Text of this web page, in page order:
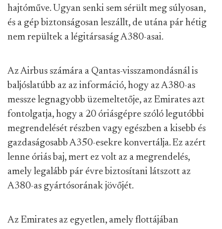
hajtóműve. Ugyan senki sem sérült meg súlyosan,
és a gép biztonságosan leszállt, de utána pár hétig
nem repültek a légitársaság A380-asai.
Az Airbus számára a Qantas-visszamondásnál is
baljóslatúbb az az információ, hogy az A380-as
messze legnagyobb üzemeltetője, az Emirates azt
fontolgatja, hogy a 20 óriásgépre szóló legutóbbi
megrendelését részben vagy egészben a kisebb és
gazdaságosabb A350-esekre konvertálja. Ez azért
lenne óriás baj, mert ez volt az a megrendelés,
amely legalább pár évre biztosítani látszott az
A380-as gyártósorának jövőjét.
Az Emirates az egyetlen, amely flottájában